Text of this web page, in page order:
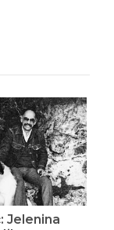
Jelenina